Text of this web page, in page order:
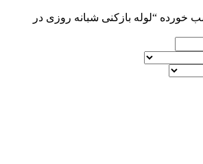
“لوله بازکنی شبانه روزی در